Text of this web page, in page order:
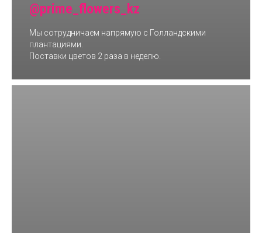
@prime_flowers_kz
Мы сотрудничаем напрямую с Голландскими
плантациями.
Поставки цветов 2 раза в неделю.